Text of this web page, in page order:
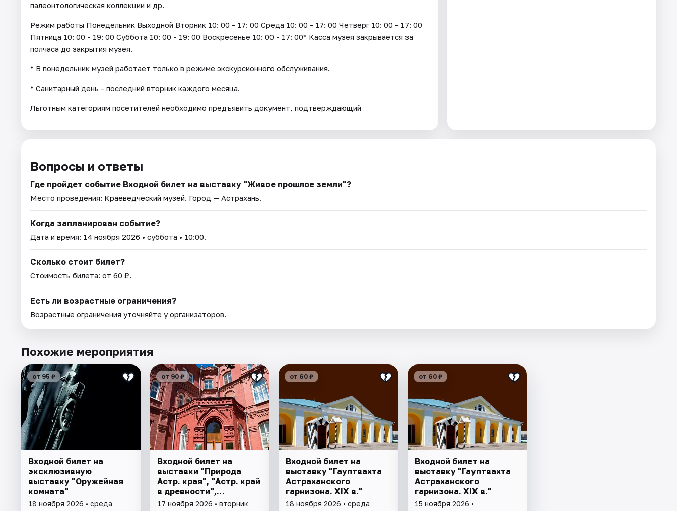
палеонтологическая коллекции и др.
Режим работы Понедельник Выходной Вторник 10: 00 - 17: 00 Среда 10: 00 - 17: 00 Четверг 10: 00 - 17: 00
Пятница 10: 00 - 19: 00 Суббота 10: 00 - 19: 00 Воскресенье 10: 00 - 17: 00* Касса музея закрывается за
полчаса до закрытия музея.
* В понедельник музей работает только в режиме экскурсионного обслуживания.
* Санитарный день - последний вторник каждого месяца.
Льготным категориям посетителей необходимо предъявить документ, подтверждающий
Вопросы и ответы
Где пройдет событие Входной билет на выставку "Живое прошлое земли"?
Место проведения: Краеведческий музей. Город — Астрахань.
Когда запланирован событие?
Дата и время: 14 ноября 2026 • суббота • 10:00.
Сколько стоит билет?
Стоимость билета: от 60 ₽.
Есть ли возрастные ограничения?
Возрастные ограничения уточняйте у организаторов.
Похожие мероприятия
от 95 ₽
Входной билет на
эксклюзивную
выставку "Оружейная
комната"
18 ноября 2026 • среда
от 90 ₽
Входной билет на
выставки "Природа
Астр. края", "Астр. край
в древности",
"Заселение Астр. края"
17 ноября 2026 • вторник
от 60 ₽
Входной билет на
выставку "Гауптвахта
Астраханского
гарнизона. XIX в."
18 ноября 2026 • среда
от 60 ₽
Входной билет на
выставку "Гауптвахта
Астраханского
гарнизона. XIX в."
15 ноября 2026 •